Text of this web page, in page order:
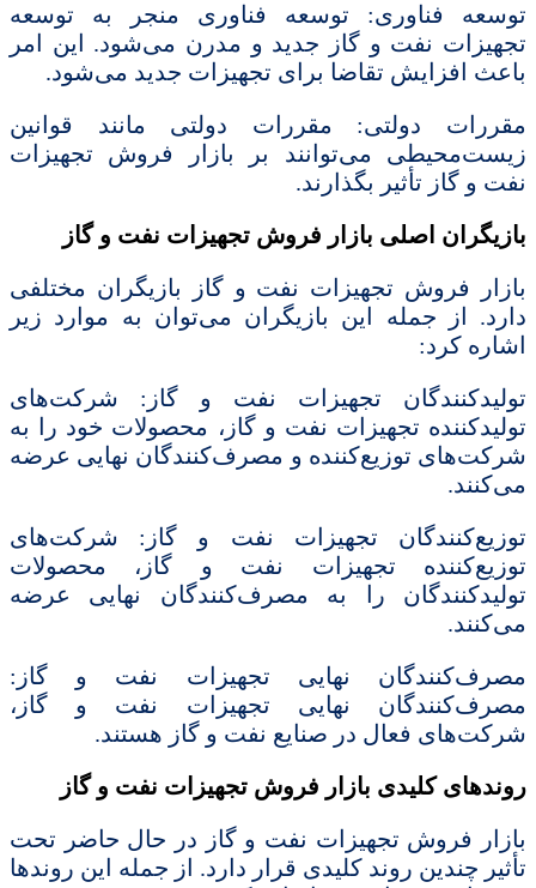
توسعه فناوری: توسعه فناوری منجر به توسعه
تجهیزات نفت و گاز جدید و مدرن می‌شود. این امر
باعث افزایش تقاضا برای تجهیزات جدید می‌شود.
مقررات دولتی: مقررات دولتی مانند قوانین
زیست‌محیطی می‌توانند بر بازار فروش تجهیزات
نفت و گاز تأثیر بگذارند.
بازیگران اصلی بازار فروش تجهیزات نفت و گاز
بازار فروش تجهیزات نفت و گاز بازیگران مختلفی
دارد. از جمله این بازیگران می‌توان به موارد زیر
اشاره کرد:
تولیدکنندگان تجهیزات نفت و گاز: شرکت‌های
تولیدکننده تجهیزات نفت و گاز، محصولات خود را به
شرکت‌های توزیع‌کننده و مصرف‌کنندگان نهایی عرضه
می‌کنند.
توزیع‌کنندگان تجهیزات نفت و گاز: شرکت‌های
توزیع‌کننده تجهیزات نفت و گاز، محصولات
تولیدکنندگان را به مصرف‌کنندگان نهایی عرضه
می‌کنند.
مصرف‌کنندگان نهایی تجهیزات نفت و گاز:
مصرف‌کنندگان نهایی تجهیزات نفت و گاز،
شرکت‌های فعال در صنایع نفت و گاز هستند.
روندهای کلیدی بازار فروش تجهیزات نفت و گاز
بازار فروش تجهیزات نفت و گاز در حال حاضر تحت
تأثیر چندین روند کلیدی قرار دارد. از جمله این روندها